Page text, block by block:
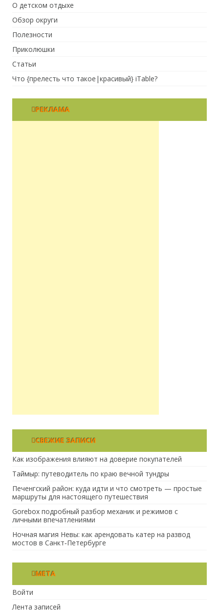
О детском отдыхе
Обзор округи
Полезности
Приколюшки
Статьи
Что {прелесть что такое|красивый} iTable?
РЕКЛАМА
СВЕЖИЕ ЗАПИСИ
Как изображения влияют на доверие покупателей
Таймыр: путеводитель по краю вечной тундры
Печенгский район: куда идти и что смотреть — простые
маршруты для настоящего путешествия
Gorebox подробный разбор механик и режимов с
личными впечатлениями
Ночная магия Невы: как арендовать катер на развод
мостов в Санкт‑Петербурге
МЕТА
Войти
Лента записей